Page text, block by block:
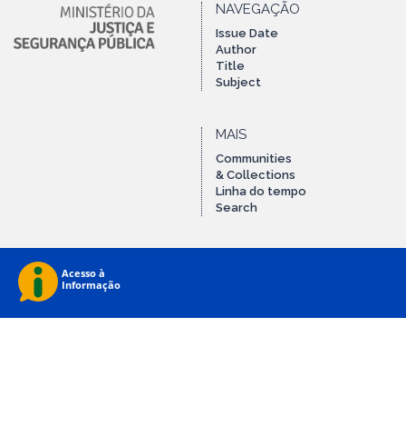
NAVEGAÇÃO
Issue Date
Author
Title
Subject
MAIS
Communities
& Collections
Linha do tempo
Search